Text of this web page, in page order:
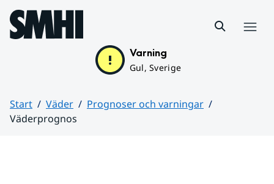
Hoppa till sidans innehåll
Varning
Gul, Sverige
Start Väder
Prognoser och varningar
Väderprognos